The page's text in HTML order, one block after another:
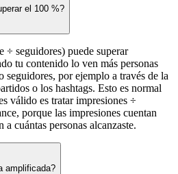
el 100 %?
÷ seguidores) puede superar
tu contenido lo ven más personas
seguidores, por ejemplo a través de la
o los hashtags. Esto es normal
válido es tratar impresiones ÷
porque las impresiones cuentan
cuántas personas alcanzaste.
amplificada?